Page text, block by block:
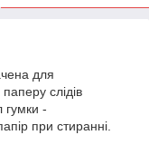
для
слідів
гумки -
при стиранні.